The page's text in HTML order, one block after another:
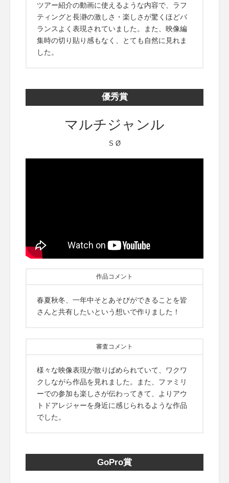
ツアー紹介の動画に使えるような内容で、ラフ
ティングと長瀞の激しさ・楽しさが驚くほどバ
ランスよく表現されていました。また、映像編
集時の切り貼り感もなく、とても自然に見れま
した。
優秀賞
マルチジャンル
S Ø
作品コメント
春夏秋冬、一年中そとあそびができることを皆
さんと共有したいという想いで作りました！
審査コメント
様々な映像表現が散りばめられていて、ワクワ
クしながら作品を見れました。また、ファミリ
ーでの参加も楽しさが伝わってきて、よりアウ
トドアレジャーを身近に感じられるような作品
でした。
GoPro賞